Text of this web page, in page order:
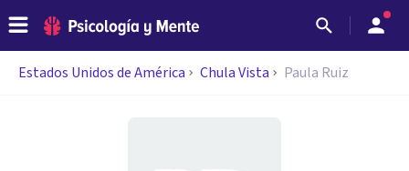
Estados Unidos de América Chula Vista Paula Ruiz